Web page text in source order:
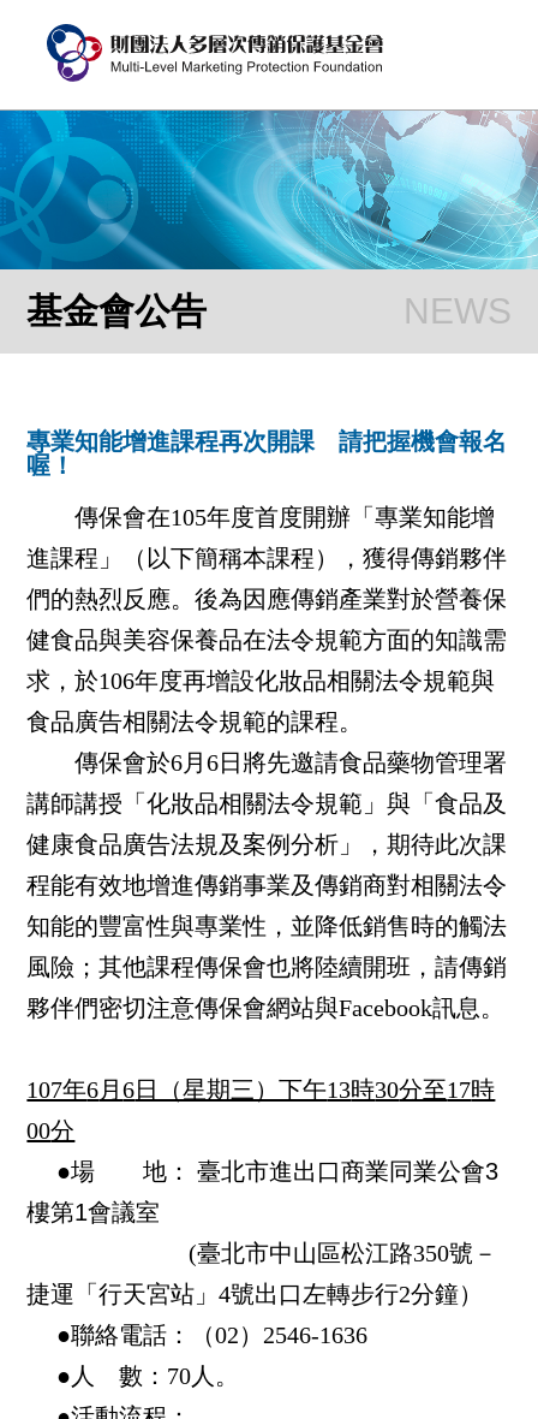
基金會公告
專業知能增進課程再次開課 請把握機會報名
喔！
傳保會在105年度首度開辦「專業知能增
進課程」（以下簡稱本課程），獲得傳銷夥伴
們的熱烈反應。後為因應傳銷產業對於營養保
健食品與美容保養品在法令規範方面的知識需
求，於106年度再增設化妝品相關法令規範與
食品廣告相關法令規範的課程。
傳保會於6月6日將先邀請食品藥物管理署
講師講授「化妝品相關法令規範」與「食品及
健康食品廣告法規及案例分析」，期待此次課
程能有效地增進傳銷事業及傳銷商對相關法令
知能的豐富性與專業性，並降低銷售時的觸法
風險；其他課程傳保會也將陸續開班，請傳銷
夥伴們密切注意傳保會網站與Facebook訊息。
107年6月6日（星期三）下午13時30分至17時
00分
●場 地：臺北市進出口商業同業公會3
樓第1會議室
(臺北市中山區松江路350號－
捷運「行天宮站」4號出口左轉步行2分鐘）
●聯絡電話：（02）2546-1636
●人 數：70人。